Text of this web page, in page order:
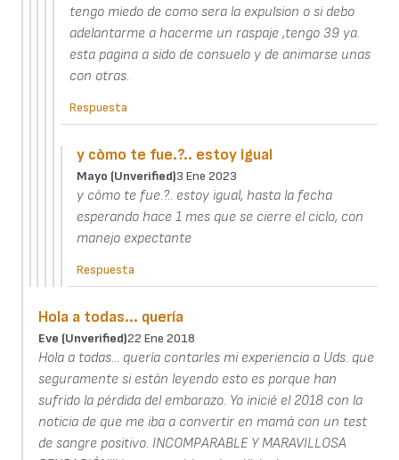
tengo miedo de como sera la expulsion o si debo
adelantarme a hacerme un raspaje ,tengo 39 ya.
esta pagina a sido de consuelo y de animarse unas
con otras.
Respuesta
y còmo te fue.?.. estoy igual
Mayo (unverified)3 Ene 2023
y còmo te fue.?.. estoy igual, hasta la fecha
esperando hace 1 mes que se cierre el ciclo, con
manejo expectante
Respuesta
Hola a todas... quería
Eve (unverified)22 Ene 2018
Hola a todas... quería contarles mi experiencia a Uds. que
seguramente si están leyendo esto es porque han
sufrido la pérdida del embarazo. Yo inicié el 2018 con la
noticia de que me iba a convertir en mamá con un test
de sangre positivo. INCOMPARABLE Y MARAVILLOSA